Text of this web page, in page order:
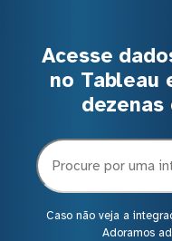
Acesse
no Tableau
Caso não veja a
Adoramos